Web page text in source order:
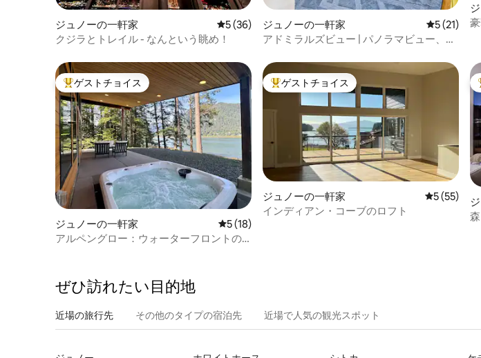
ジュノーの一軒家 レビュー36件、5つ星中5つ星の平均評価
5 (36)
クジラとトレイル - なんという眺め！
ジュノーの一軒家 レビュー
5 (21)
アドミラルズビュー | パノラマビュー、フ
大好評のゲストチョイスです。
ゲストチョイス
ジュノーの一軒家 レビュー18件、5つ星中5つ星の平均評価
5 (18)
アルペングロー：ウォーターフロントの
大好評のゲストチョイスです。
ゲストチョイス
ジュノーの一軒家 レビュー55
5 (55)
インディアン・コーブのロフト
ぜひ訪⁠れ⁠た⁠い目⁠的⁠地
近場の旅行先 その他のタ⁠イ⁠プ⁠の宿⁠泊⁠先 近場で人気の観光スポット